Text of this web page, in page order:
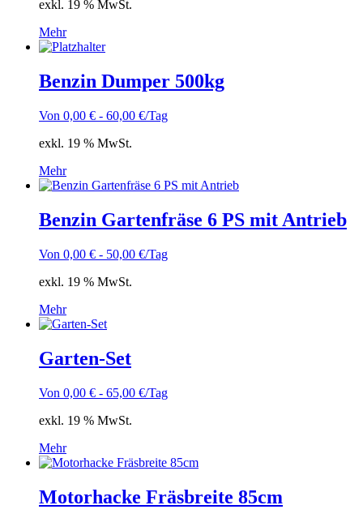
exkl. 19 % MwSt.
Mehr
Benzin Dumper 500kg
Von 0,00 € - 60,00 €/Tag
exkl. 19 % MwSt.
Mehr
Benzin Gartenfräse 6 PS mit Antrieb
Von 0,00 € - 50,00 €/Tag
exkl. 19 % MwSt.
Mehr
Garten-Set
Von 0,00 € - 65,00 €/Tag
exkl. 19 % MwSt.
Mehr
Motorhacke Fräsbreite 85cm